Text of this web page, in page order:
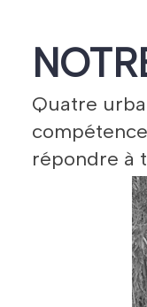
Quatre
répondre à